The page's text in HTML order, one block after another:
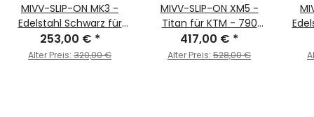
MIVV-SLIP-ON MK3 -
Edelstahl Schwarz für
KTM - 790 DUKE BJ. 2018
> 2020 - KT.020.SM3B
253,00 € *
Alter Preis: 320,00 €
MIVV-SLIP-ON XM5 -
Titan für KTM - 790
DUKE BJ. 2018 > 2020 -
KT.020.LC5T
417,00 € *
Alter Preis: 528,00 €